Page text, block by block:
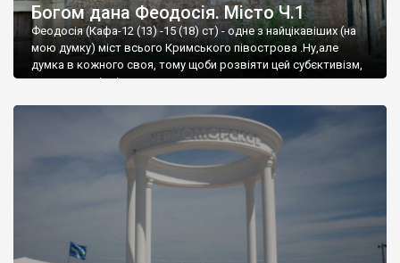
Богом дана Феодосія. Місто Ч.1
Феодосія (Кафа-12 (13) -15 (18) ст) - одне з найцікавіших (на
мою думку) міст всього Кримського півострова .Ну,але
думка в кожного своя, тому щоби розвіяти цей субєктивізм,
запрошую відвідати це